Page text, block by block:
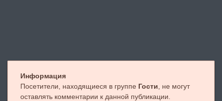
Информация
Посетители, находящиеся в группе Гости , не могут
оставлять комментарии к данной публикации.